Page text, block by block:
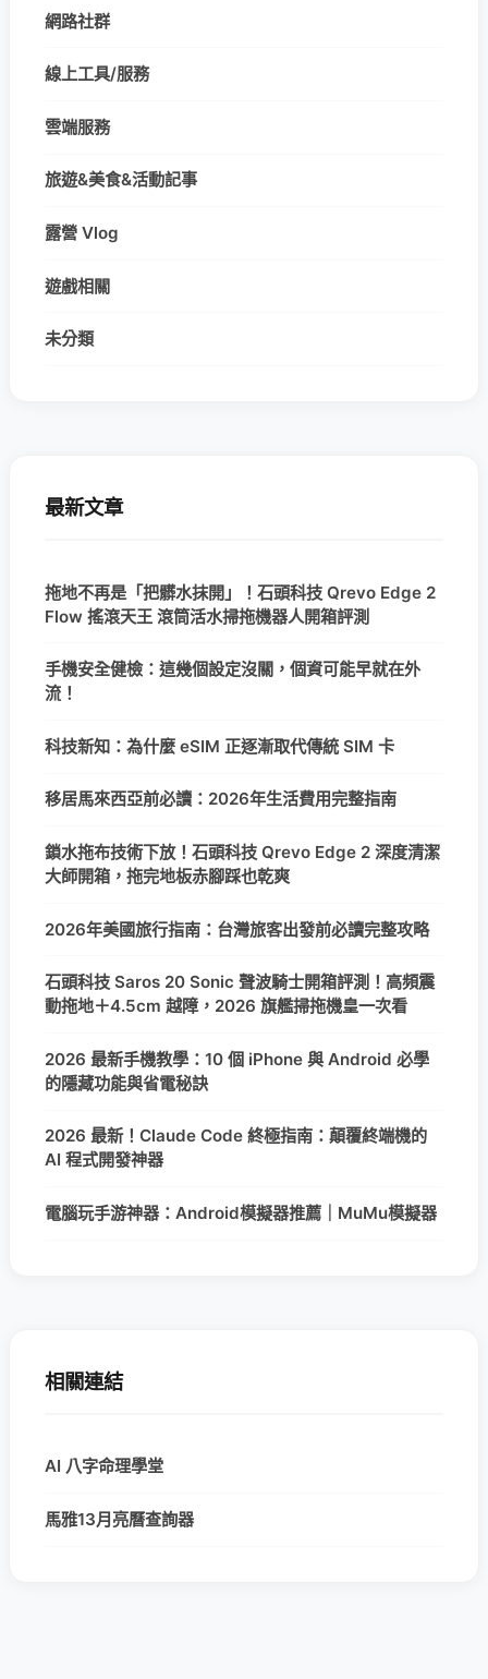
網路社群
線上工具/服務
雲端服務
旅遊&美食&活動記事
露營 Vlog
遊戲相關
未分類
最新文章
拖地不再是「把髒水抹開」！石頭科技 Qrevo Edge 2
Flow 搖滾天王 滾筒活水掃拖機器人開箱評測
手機安全健檢：這幾個設定沒關，個資可能早就在外
流！
科技新知：為什麼 eSIM 正逐漸取代傳統 SIM 卡
移居馬來西亞前必讀：2026年生活費用完整指南
鎖水拖布技術下放！石頭科技 Qrevo Edge 2 深度清潔
大師開箱，拖完地板赤腳踩也乾爽
2026年美國旅行指南：台灣旅客出發前必讀完整攻略
石頭科技 Saros 20 Sonic 聲波騎士開箱評測！高頻震
動拖地＋4.5cm 越障，2026 旗艦掃拖機皇一次看
2026 最新手機教學：10 個 iPhone 與 Android 必學
的隱藏功能與省電秘訣
2026 最新！Claude Code 終極指南：顛覆終端機的
AI 程式開發神器
電腦玩手游神器：Android模擬器推薦｜MuMu模擬器
相關連結
AI 八字命理學堂
馬雅13月亮曆查詢器